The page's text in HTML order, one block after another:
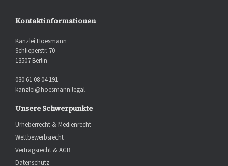
Kontaktinformationen
Kanzlei Hoesmann
Schlieperstr. 70
13507 Berlin
030 61 08 04 191
kanzlei@hoesmann.legal
Unsere Schwerpunkte
Urheberrecht & Medienrecht
Wettbewerbsrecht
Vertragsrecht & AGB
Datenschutz